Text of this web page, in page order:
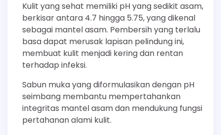
Kulit yang sehat memiliki pH yang sedikit asam,
berkisar antara 4.7 hingga 5.75, yang dikenal
sebagai mantel asam. Pembersih yang terlalu
basa dapat merusak lapisan pelindung ini,
membuat kulit menjadi kering dan rentan
terhadap infeksi.
Sabun muka yang diformulasikan dengan pH
seimbang membantu mempertahankan
integritas mantel asam dan mendukung fungsi
pertahanan alami kulit.